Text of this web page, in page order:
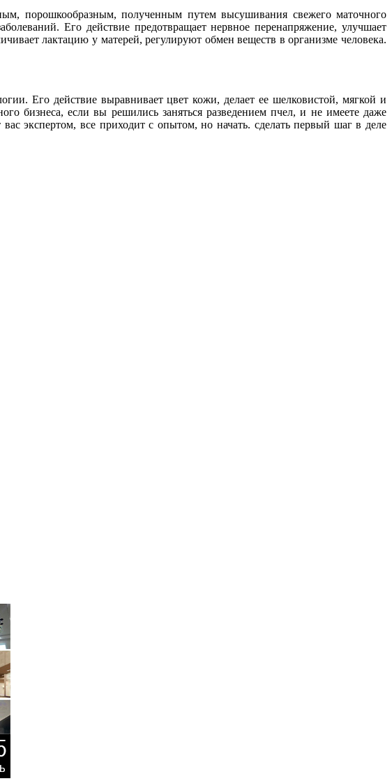
порошкообразным, полученным путем высушивания свежего маточного
Его действие предотвращает нервное перенапряжение, улучшает
лактацию у матерей, регулируют обмен веществ в организме человека.
Его действие выравнивает цвет кожи, делает ее шелковистой, мягкой и
бизнеса, если вы решились заняться разведением пчел, и не имеете даже
экспертом, все приходит с опытом, но начать. сделать первый шаг в деле